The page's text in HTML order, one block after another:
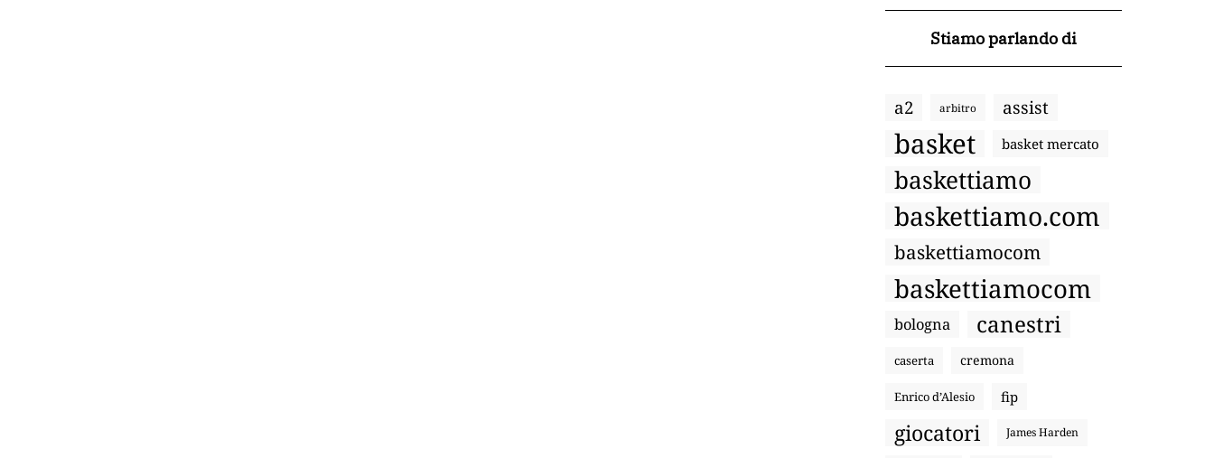
Stiamo parlando di
a2 arbitro assist
basket basket mercato
baskettiamo
baskettiamo.com
baskettiamocom
baskettiamocom
bologna canestri
caserta cremona
Enrico d’Alesio fip
giocatori James Harden